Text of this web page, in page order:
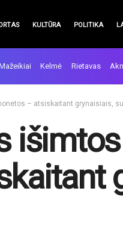
KULTŪRA POLITIKA
Kelmė Rietavas
– atsiskaitant grynaisiais,